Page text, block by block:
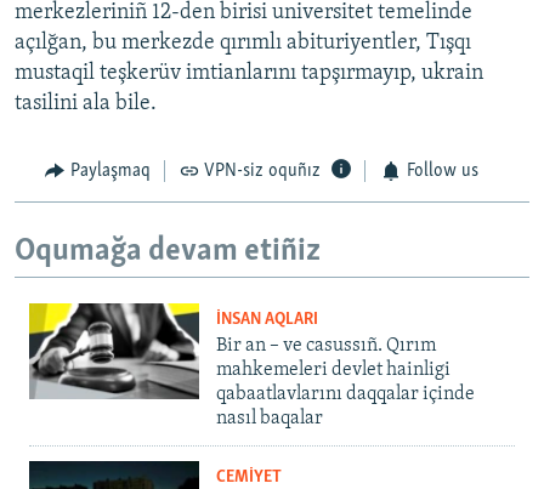
merkezleriniñ 12-den birisi universitet temelinde
açılğan, bu merkezde qırımlı abituriyentler, Tışqı
mustaqil teşkerüv imtianlarını tapşırmayıp, ukrain
tasilini ala bile.
Paylaşmaq VPN-siz oquñız Follow us
Oqumağa devam etiñiz
İNSAN AQLARI
Bir an – ve casussıñ. Qırım
mahkemeleri devlet hainligi
qabaatlavlarını daqqalar içinde
nasıl baqalar
CEMİYET